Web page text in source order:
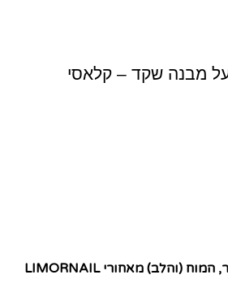
על מבנה שקד – קלאסי
נעים להכיר – אני לימור, המוח (והלב) מאחורי LIMORNAIL